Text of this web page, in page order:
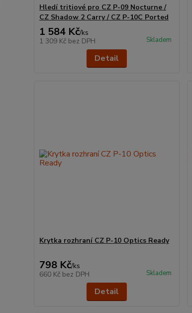
Hledí tritiové pro CZ P-09 Nocturne /
CZ Shadow 2 Carry / CZ P-10C Ported
1 584 Kč/ks
1 309 Kč bez DPH Skladem
Detail
Krytka rozhraní CZ P-10 Optics Ready
798 Kč/ks
660 Kč bez DPH Skladem
Detail